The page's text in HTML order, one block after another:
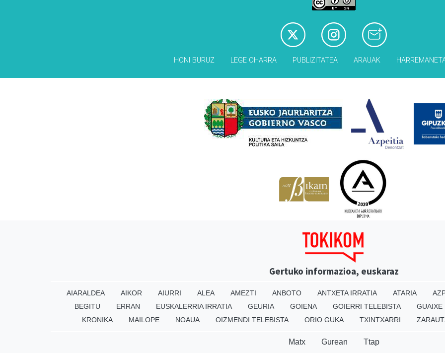
HONI BURUZ LEGE OHARRA PUBLIZITATEA ARAUAK
Gertuko informazioa, euskaraz
AIARALDEA AIKOR AIURRI ALEA AMEZTI ANBOTO ANTXETA IRRATIA ATARIA
BEGITU
ERRAN EUSKALERRIA IRRATIA GEURIA GOIENA GOIERRI TELEBISTA
GUAIXE
KRONIKA
MAILOPE NOAUA OIZMENDI TELEBISTA ORIO GUKA TXINTXARRI
Matx Gurean Ttap